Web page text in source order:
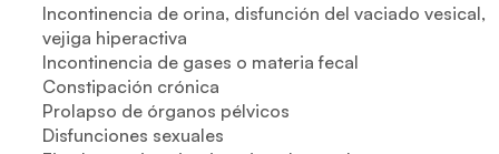
Incontinencia de orina, disfunción del vaciado vesical,
vejiga hiperactiva
Incontinencia de gases o materia fecal
Constipación crónica
Prolapso de órganos pélvicos
Disfunciones sexuales